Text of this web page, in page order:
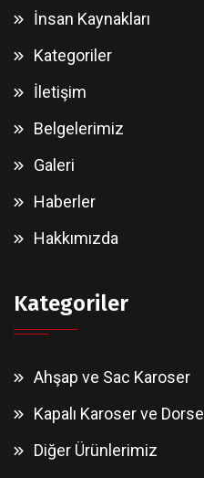
İnsan Kaynakları
Kategoriler
İletişim
Belgelerimiz
Galeri
Haberler
Hakkımızda
Kategoriler
Ahşap ve Sac Karoser
Kapalı Karoser ve Dorse
Diğer Ürünlerimiz